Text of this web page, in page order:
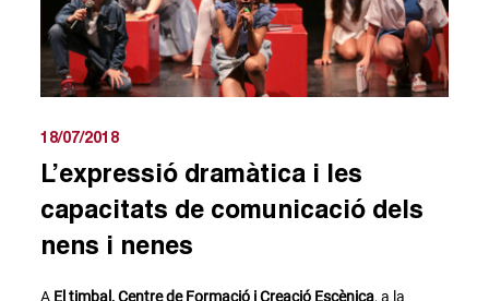
18/07/2018
L’expressió dramàtica i les
capacitats de comunicació dels
nens i nenes
A El timbal, Centre de Formació i Creació Escènica, a la